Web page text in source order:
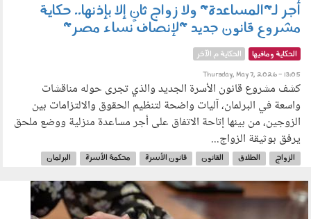
أجر لـ"المساعدة" ولا زواج ثانٍ إلا بإذنها.. حكاية
مشروع قانون جديد "لإنصاف نساء مصر"
الحكاية ومافيها الحكاية م الآخر
Thursday, May 7, 2026 - 13:05
كشف مشروع قانون الأسرة الجديد والذي تجرى حوله مناقشات
واسعة في البرلمان، آليات واضحة لتنظيم الحقوق والالتزامات بين
الزوجين، من بينها إتاحة الاتفاق على أجر مساعدة منزلية ووضع ملحق
يرفق بوثيقة الزواج...
الزواج الطلاق القانون قانون الأسرة محكمة الأسرة البرلمان
210401.jpg